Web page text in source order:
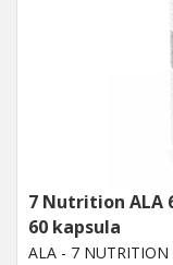
7 Nutrition ALA
60 kapsula
ALA - 7